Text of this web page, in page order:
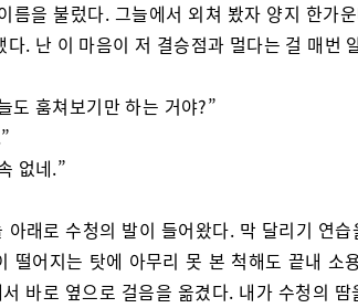
름을 불렀다. 그늘에서 외쳐 봤자 양지 한가
다. 난 이 마음이 저 결승점과 멀다는 걸 매번
도 훔쳐보기만 하는 거야?”
없네.”
아래로 수청의 발이 들어왔다. 막 달리기 연
떨어지는 탓에 아무리 못 본 척해도 끝내 소
바로 옆으로 걸음을 옮겼다. 내가 수청의